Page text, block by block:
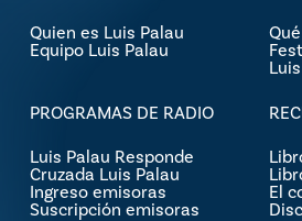
Quien es Luis Palau
Equipo Luis Palau
PROGRAMAS DE RADIO
Luis Palau Responde
Cruzada Luis Palau
Ingreso emisoras
Suscripción emisoras
El